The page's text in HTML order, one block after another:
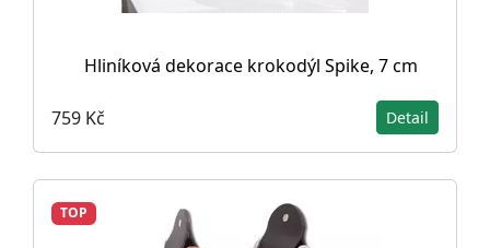
Hliníková dekorace krokodýl Spike, 7 cm
759 Kč Detail
TOP